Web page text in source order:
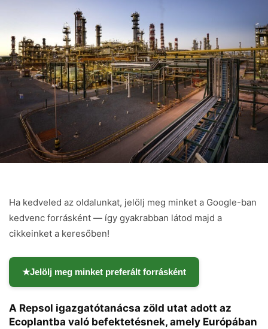
Ha kedveled az oldalunkat, jelölj meg minket a Google-ban
kedvenc forrásként — így gyakrabban látod majd a
cikkeinket a keresőben!
★Jelölj meg minket preferált forrásként
A Repsol igazgatótanácsa zöld utat adott az
Ecoplantba való befektetésnek, amely Európában